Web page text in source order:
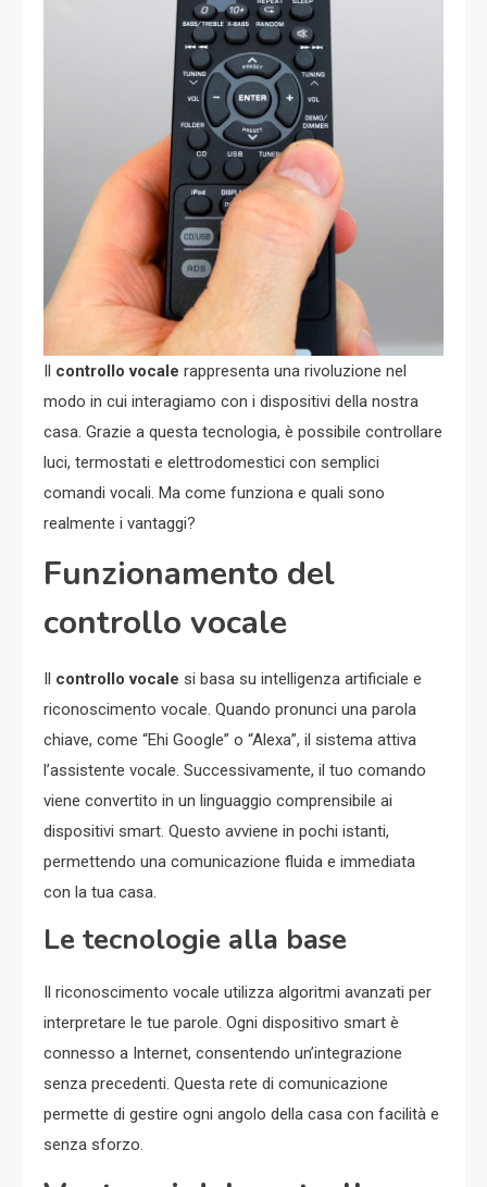
Il controllo vocale rappresenta una rivoluzione nel
modo in cui interagiamo con i dispositivi della nostra
casa. Grazie a questa tecnologia, è possibile controllare
luci, termostati e elettrodomestici con semplici
comandi vocali. Ma come funziona e quali sono
realmente i vantaggi?
Funzionamento del
controllo vocale
Il controllo vocale si basa su intelligenza artificiale e
riconoscimento vocale. Quando pronunci una parola
chiave, come “Ehi Google” o “Alexa”, il sistema attiva
l’assistente vocale. Successivamente, il tuo comando
viene convertito in un linguaggio comprensibile ai
dispositivi smart. Questo avviene in pochi istanti,
permettendo una comunicazione fluida e immediata
con la tua casa.
Le tecnologie alla base
Il riconoscimento vocale utilizza algoritmi avanzati per
interpretare le tue parole. Ogni dispositivo smart è
connesso a Internet, consentendo un’integrazione
senza precedenti. Questa rete di comunicazione
permette di gestire ogni angolo della casa con facilità e
senza sforzo.